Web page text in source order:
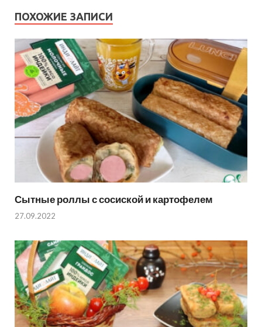
ПОХОЖИЕ ЗАПИСИ
Сытные роллы с сосиской и картофелем
27.09.2022